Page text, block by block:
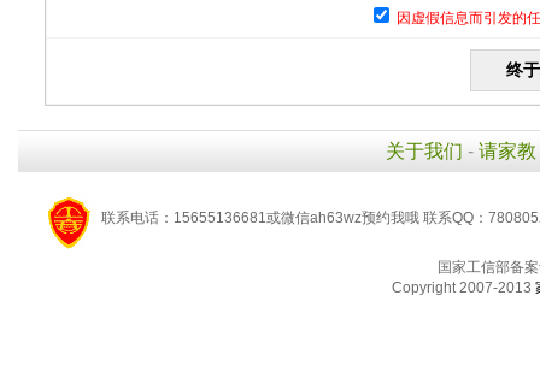
因虚假信息而引发的
关于我们 - 请家教
联系电话：15655136681或微信ah63wz预约我哦 联系QQ：
国家工信部备
Copyright 2007-2013